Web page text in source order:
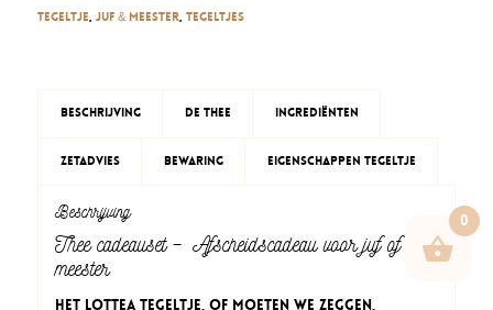
Tegeltje, Juf & meester, Tegeltjes
Beschrijving De thee Ingrediënten
Zetadvies Bewaring Eigenschappen tegeltje
Beschrijving
Thee cadeauset – Afscheidscadeau voor juf of
meester
Het Lottea Tegeltje, of moeten we zeggen,
0